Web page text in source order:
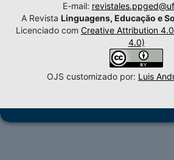
E-mail:
A Revista Linguagens, Educação e
Licenciado com Creative Attribution
4.0)
OJS customizado por: Luis